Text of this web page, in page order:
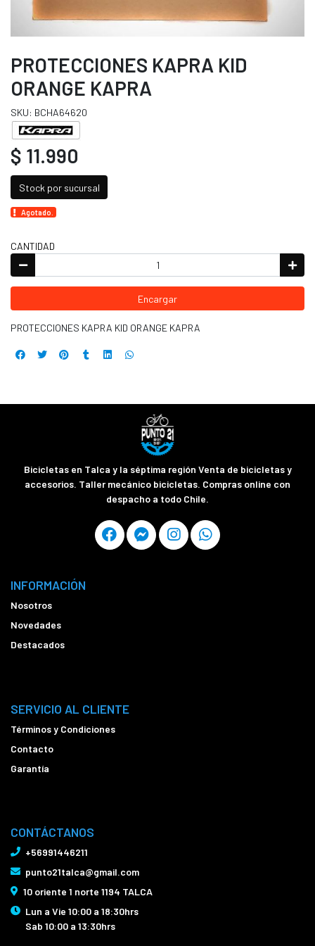
PROTECCIONES KAPRA KID
ORANGE KAPRA
SKU: BCHA64620
$ 11.990
Stock por sucursal
Agotado.
CANTIDAD
Encargar
PROTECCIONES KAPRA KID ORANGE KAPRA
Bicicletas en Talca y la séptima región Venta de bicicletas y
accesorios. Taller mecánico bicicletas. Compras online con
despacho a todo Chile.
INFORMACIÓN
Nosotros
Novedades
Destacados
SERVICIO AL CLIENTE
Términos y Condiciones
Contacto
Garantía
CONTÁCTANOS
+56991446211
punto21talca@gmail.com
10 oriente 1 norte 1194 TALCA
Lun a Vie 10:00 a 18:30hrs
Sab 10:00 a 13:30hrs